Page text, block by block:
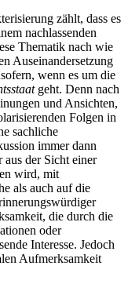
zählt, dass es
nachlassenden
Thematik nach wie
Auseinandersetzung
wenn es um die
geht. Denn nach
und Ansichten,
Folgen in
sachliche
immer dann
der Sicht einer
wird, mit
als auch auf die
die durch die
oder
Interesse. Jedoch
Aufmerksamkeit